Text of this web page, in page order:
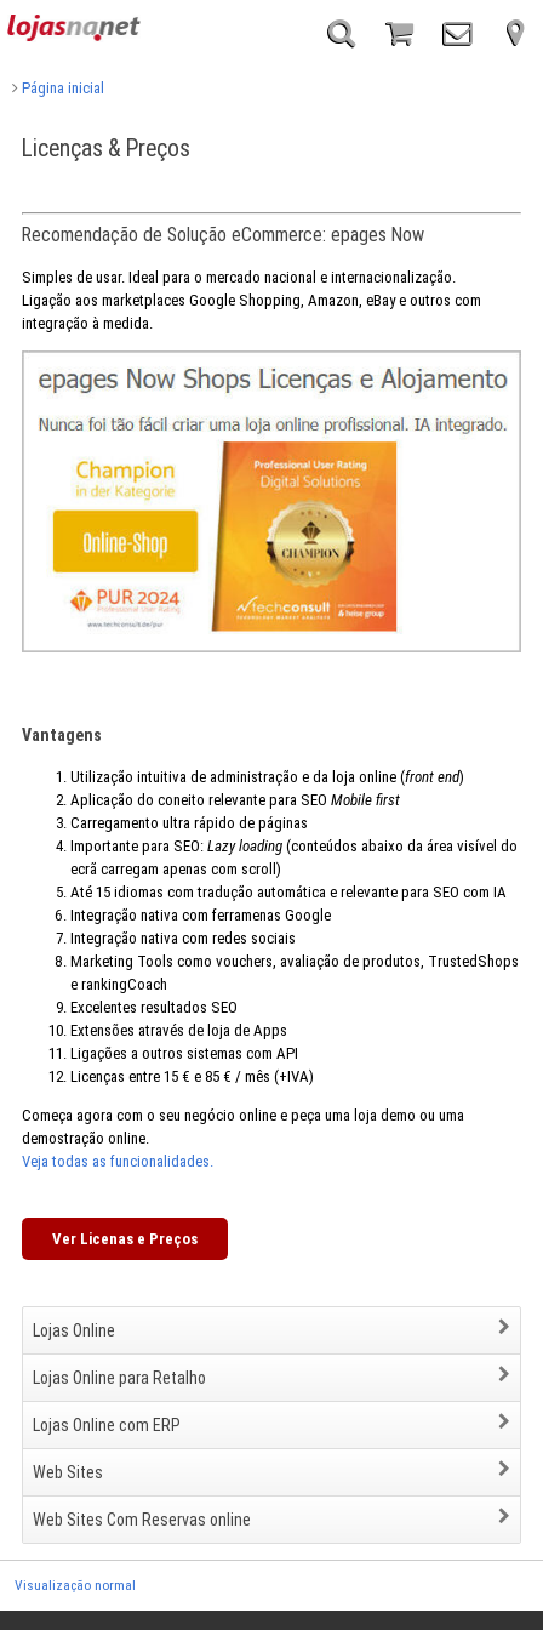
Página inicial
Licenças & Preços
Recomendação de Solução eCommerce: epages Now
Simples de usar. Ideal para o mercado nacional e internacionalização.
Ligação aos marketplaces Google Shopping, Amazon, eBay e outros com
integração à medida.
Vantagens
Utilização intuitiva de administração e da loja online (front end)
Aplicação do coneito relevante para SEO Mobile first
Carregamento ultra rápido de páginas
Importante para SEO: Lazy loading(conteúdos abaixo da área visível do
ecrã carregam apenas com scroll)
Até 15 idiomas com tradução automática e relevante para SEO com IA
Integração nativa com ferramenas Google
Integração nativa com redes sociais
Marketing Tools como vouchers, avaliação de produtos, TrustedShops
e rankingCoach
Excelentes resultados SEO
Extensões através de loja de Apps
Ligações a outros sistemas com API
Licenças entre 15 € e 85 € / mês (+IVA)
Começa agora com o seu negócio online e peça uma loja demo ou uma
demostração online.
Veja todas as funcionalidades.
Ver Licenas e Preços
Lojas Online
Lojas Online para Retalho
Lojas Online com ERP
Web Sites
Web Sites Com Reservas online
Visualização normal